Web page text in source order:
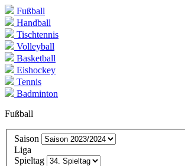
Fußball
Handball
Tischtennis
Volleyball
Basketball
Eishockey
Tennis
Badminton
Fußball
Sai­son
Li­ga
Spiel­tag